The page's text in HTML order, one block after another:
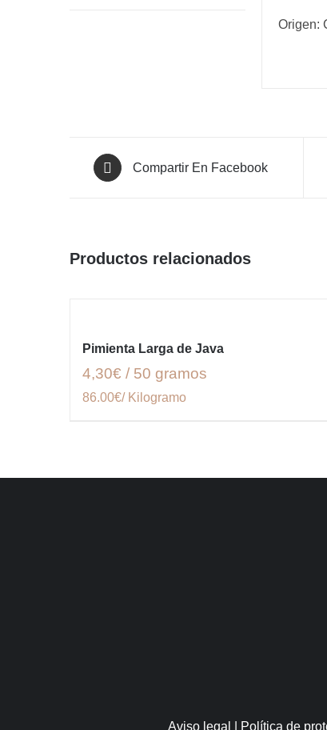
Origen:
Compartir En Facebook
Productos relacionados
Pimienta Larga de Java
4,30€ / 50 gramos
86.00€/ Kilogramo
Aviso legal
Política de